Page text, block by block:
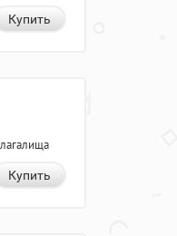
Купить
Купить